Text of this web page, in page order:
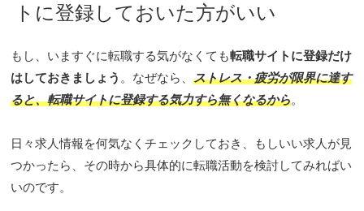
トに登録しておいた方がいい
もし、いますぐに転職する気がなくても転職サイトに登録だけ
はしておきましょう 。なぜなら、 ストレス・疲労が限界に達す
ると、転職サイトに登録する気力すら無くなるから。
日々求人情報を何気なくチェックしておき、もしいい求人が見
つかったら、その時から具体的に転職活動を検討してみればい
いのです。